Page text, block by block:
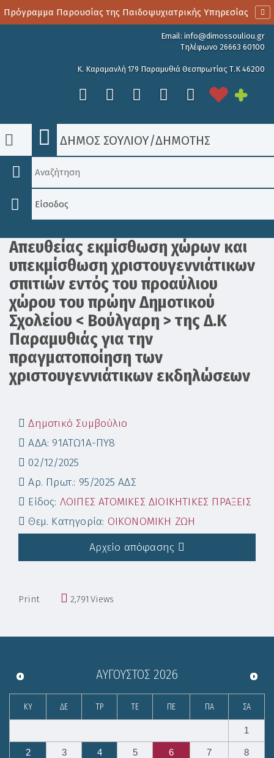
Παρουσίας της Παιδοψυχιατρικής Υπηρεσίας
Email: info@dimossouliou.gr
Τηλέφωνο 26663 60100
Κ. Καραμανλή 179 Παραμυθιά Θεσπρωτίας Τ.Κ 46200
ΔΗΜΟΣ ΣΟΥΛΙΟΥ/ΔΗΜΟΤΗΣ
Είσοδος
Απευθείας εκμίσθωση χώρων και
υπεκμίσθωση χριστουγεννιάτικων
σπιτιών εντός του προαύλιου
χώρου του πρώην Δημοτικού
Σχολείου < Βούλγαρη > της Δ.Κ
Παραμυθιάς για την
πραγματοποίηση των
χριστουγεννιάτικων εκδηλώσεων
Δημοτικό Συμβούλιο
ΑΔΑ: 91ΑΤΩ1Α-ΠΥ8
02/12/2025
Αρ. Πρωτ.: 95/2025 ΑΔΣ
Είδος: ΛΟΙΠΕΣ ΑΤΟΜΙΚΕΣ ΔΙΟΙΚΗΤΙΚΕΣ ΠΡΑΞΕΙΣ
Θεμ. Κατηγορία: ΟΙΚΟΝΟΜΙΚΗ ΖΩΗ
Αρχείο απόφασης
Print 2,791 Views
ΑΎΓΟΥΣΤΟΣ 2026
ΚΥ ΔΕ ΤΡ ΤΕ ΠΕ ΠΑ ΣΑ
1
2 3 4 5 6 7 8